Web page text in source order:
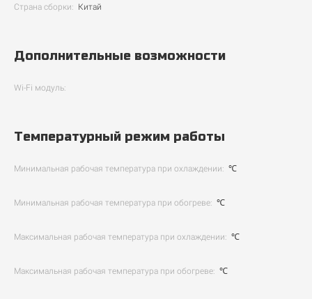
Страна сборки: Китай
Дополнительные возможности
Wi-Fi модуль:
Температурный режим работы
Минимальная рабочая температура при охлаждении: ℃
Минимальная рабочая температура при обогреве: ℃
Максимальная рабочая температура при охлаждении: ℃
Максимальная рабочая температура при обогреве: ℃